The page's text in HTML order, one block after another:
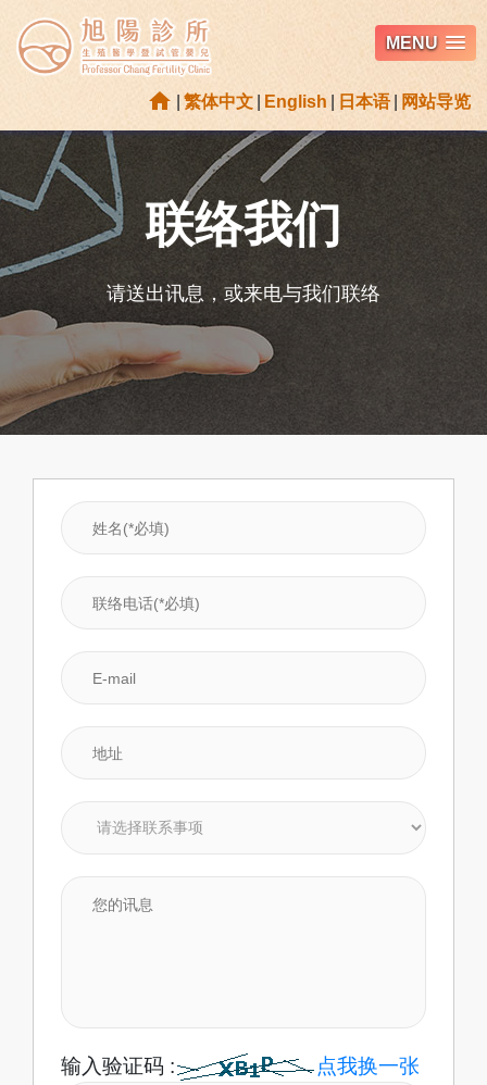
home | 繁体中文 | English | 日本语| 网站导览
MENU
联络我们
请送出讯息，或来电与我们联络
输入验证码 : 点我换一张